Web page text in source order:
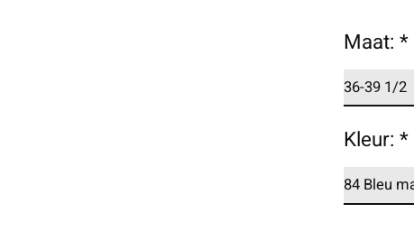
Maat:*
Kleur:*